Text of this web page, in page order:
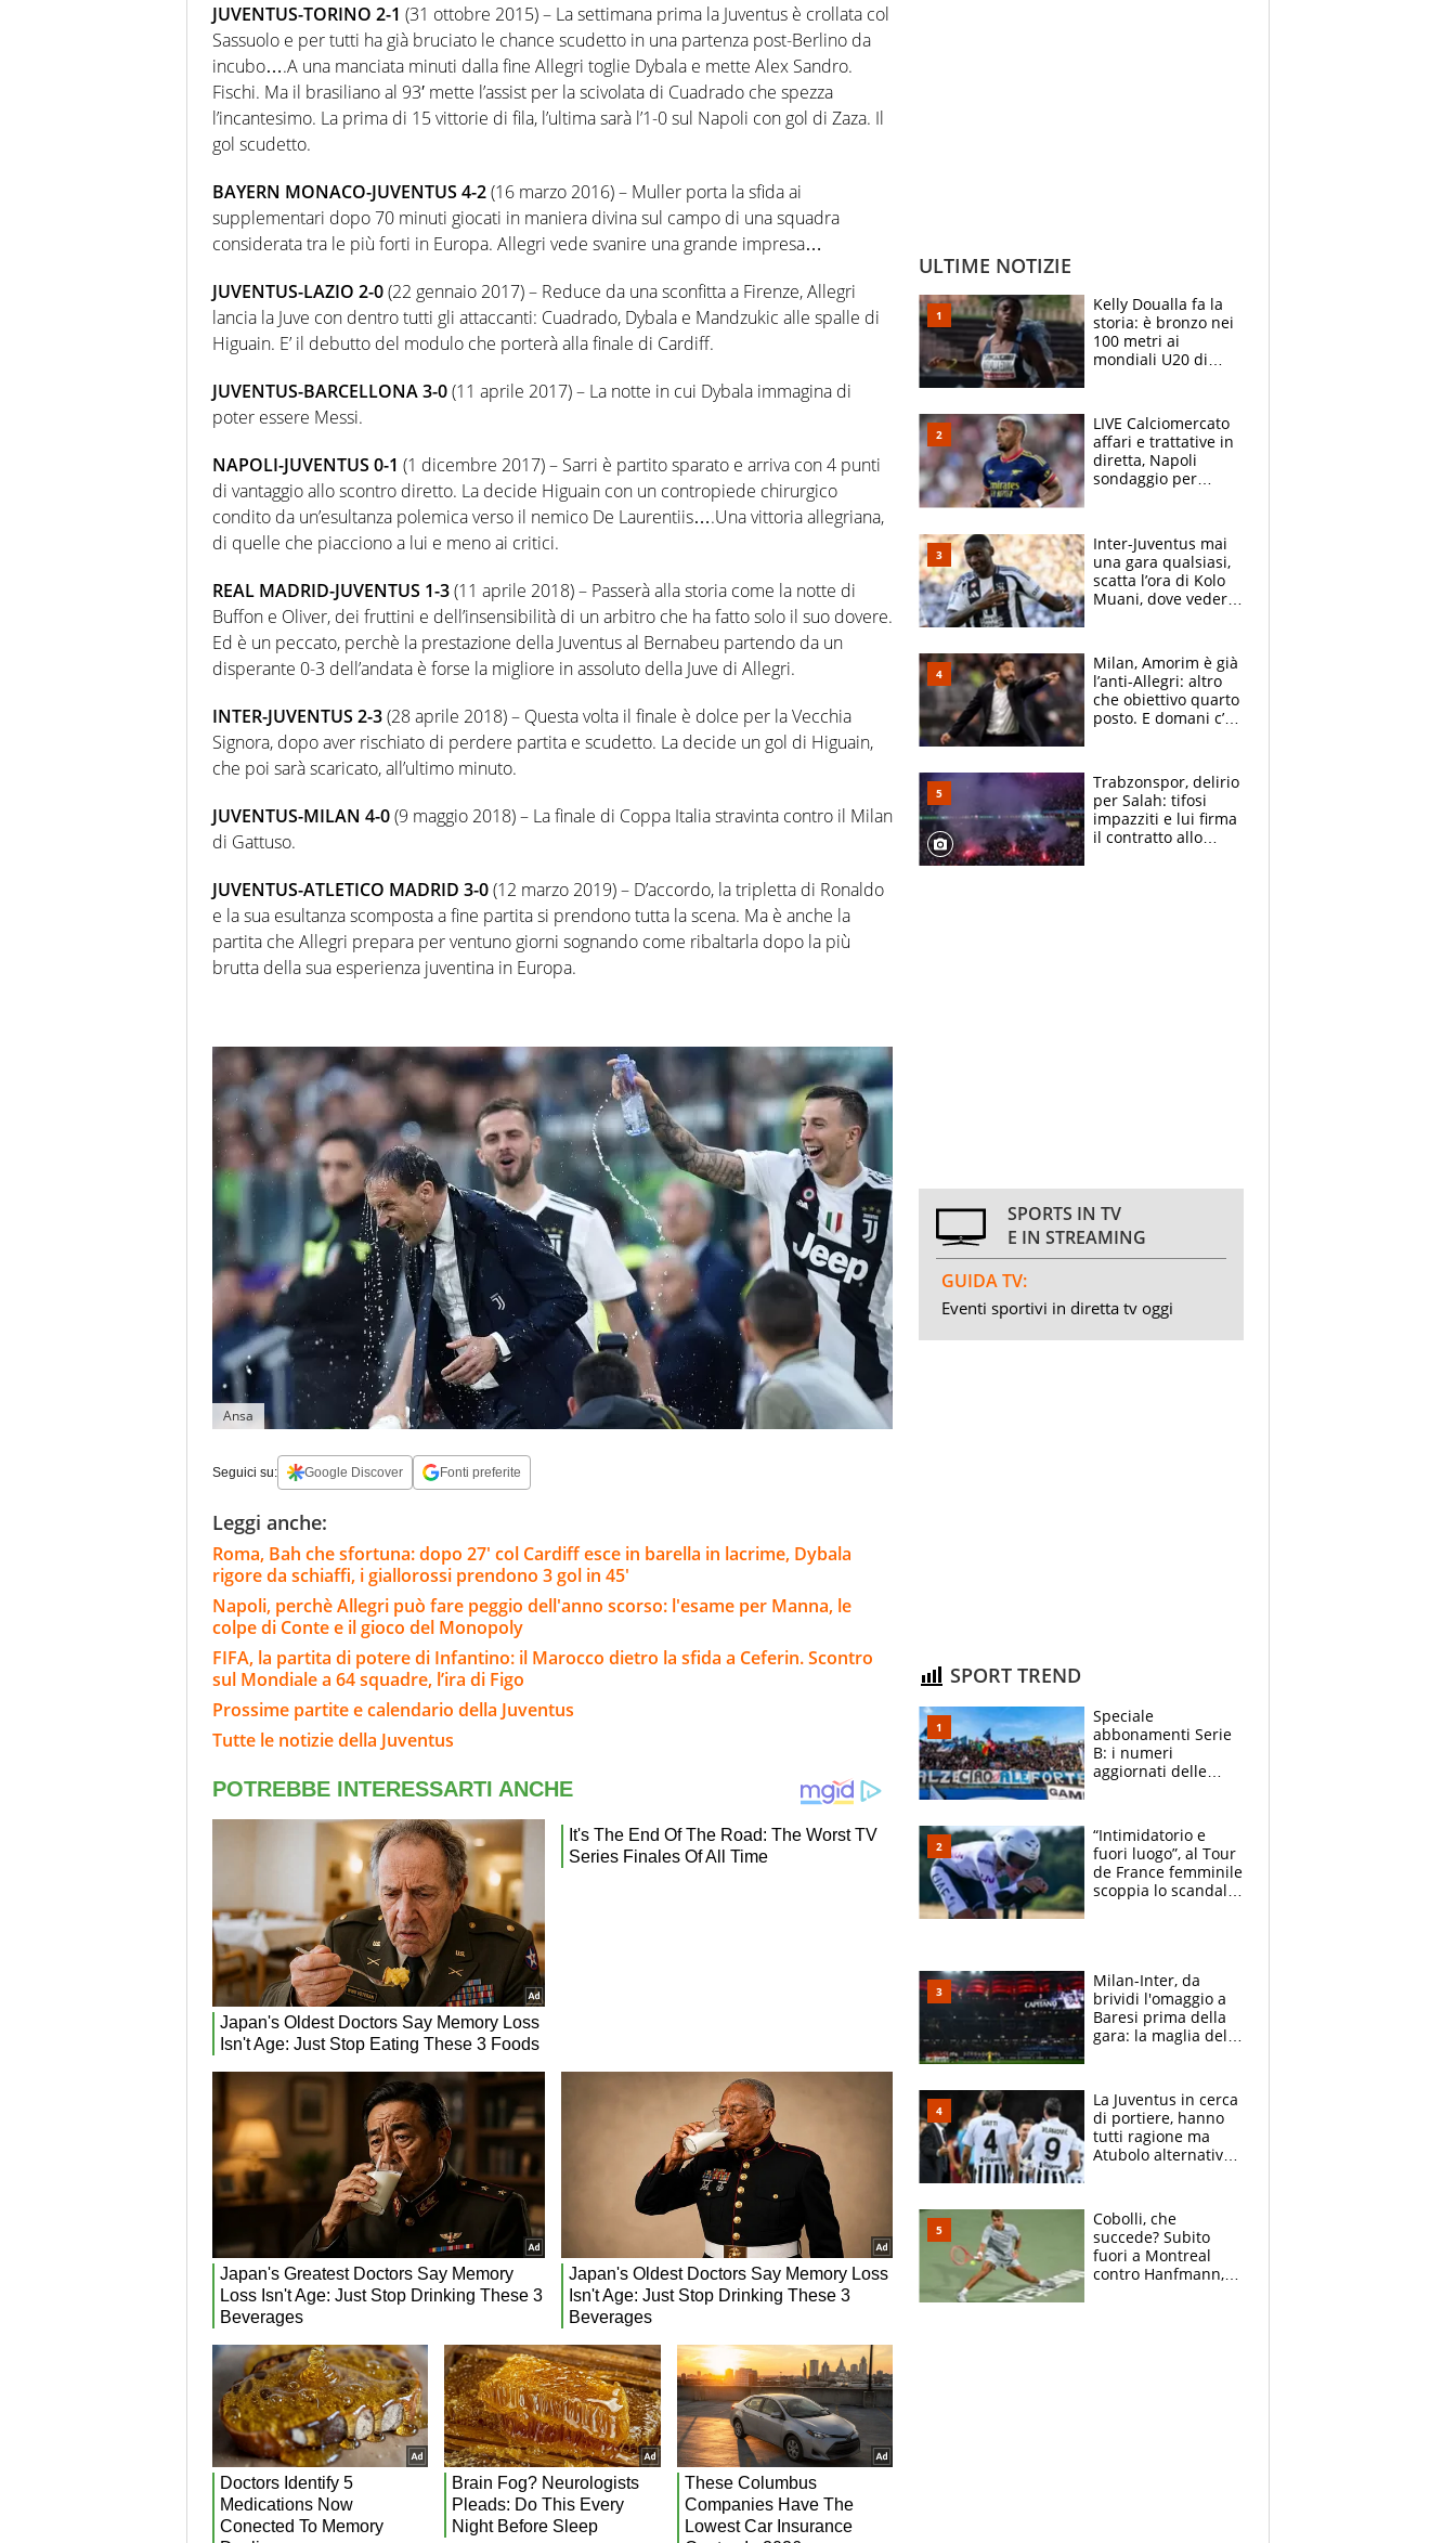
JUVENTUS-TORINO 2-1 (31 ottobre 2015) – La settimana prima la Juventus è crollata col
Sassuolo e per tutti ha già bruciato le chance scudetto in una partenza post-Berlino da
incubo….A una manciata minuti dalla fine Allegri toglie Dybala e mette Alex Sandro.
Fischi. Ma il brasiliano al 93′ mette l’assist per la scivolata di Cuadrado che spezza
l’incantesimo. La prima di 15 vittorie di fila, l’ultima sarà l’1-0 sul Napoli con gol di Zaza. Il
gol scudetto.
BAYERN MONACO-JUVENTUS 4-2(16 marzo 2016) – Muller porta la sfida ai
supplementari dopo 70 minuti giocati in maniera divina sul campo di una squadra
considerata tra le più forti in Europa. Allegri vede svanire una grande impresa…
JUVENTUS-LAZIO 2-0(22 gennaio 2017) – Reduce da una sconfitta a Firenze, Allegri
lancia la Juve con dentro tutti gli attaccanti: Cuadrado, Dybala e Mandzukic alle spalle di
Higuain. E’ il debutto del modulo che porterà alla finale di Cardiff.
JUVENTUS-BARCELLONA 3-0(11 aprile 2017) – La notte in cui Dybala immagina di
poter essere Messi.
NAPOLI-JUVENTUS 0-1 (1 dicembre 2017) – Sarri è partito sparato e arriva con 4 punti
di vantaggio allo scontro diretto. La decide Higuain con un contropiede chirurgico
condito da un’esultanza polemica verso il nemico De Laurentiis….Una vittoria allegriana,
di quelle che piacciono a lui e meno ai critici.
REAL MADRID-JUVENTUS 1-3(11 aprile 2018) – Passerà alla storia come la notte di
Buffon e Oliver, dei fruttini e dell’insensibilità di un arbitro che ha fatto solo il suo dovere.
Ed è un peccato, perchè la prestazione della Juventus al Bernabeu partendo da un
disperante 0-3 dell’andata è forse la migliore in assoluto della Juve di Allegri.
INTER-JUVENTUS 2-3(28 aprile 2018) – Questa volta il finale è dolce per la Vecchia
Signora, dopo aver rischiato di perdere partita e scudetto. La decide un gol di Higuain,
che poi sarà scaricato, all’ultimo minuto.
JUVENTUS-MILAN 4-0(9 maggio 2018) – La finale di Coppa Italia stravinta contro il Milan
di Gattuso.
JUVENTUS-ATLETICO MADRID 3-0(12 marzo 2019) – D’accordo, la tripletta di Ronaldo
e la sua esultanza scomposta a fine partita si prendono tutta la scena. Ma è anche la
partita che Allegri prepara per ventuno giorni sognando come ribaltarla dopo la più
brutta della sua esperienza juventina in Europa.
Ansa
Seguici su: Google Discover Fonti preferite
Leggi anche:
Roma, Bah che sfortuna: dopo 27' col Cardiff esce in barella in lacrime, Dybala
rigore da schiaffi, i giallorossi prendono 3 gol in 45'
Napoli, perchè Allegri può fare peggio dell'anno scorso: l'esame per Manna, le
colpe di Conte e il gioco del Monopoly
FIFA, la partita di potere di Infantino: il Marocco dietro la sfida a Ceferin. Scontro
sul Mondiale a 64 squadre, l’ira di Figo
Prossime partite e calendario della Juventus
Tutte le notizie della Juventus
ULTIME NOTIZIE
Kelly Doualla fa la
storia: è bronzo nei
100 metri ai
mondiali U20 di
con una gran finale"
LIVE Calciomercato
affari e trattative in
diretta, Napoli
sondaggio per
accende l'Atalanta
Inter-Juventus mai
una gara qualsiasi,
scatta l’ora di Kolo
Muani, dove vederla
Milan, Amorim è già
l’anti-Allegri: altro
che obiettivo quarto
posto. E domani c’è
Trabzonspor, delirio
per Salah: tifosi
impazziti e lui firma
il contratto allo
SPORTS IN TV
E IN STREAMING
GUIDA TV:
Eventi sportivi in diretta tv oggi
SPORT TREND
Speciale
abbonamenti Serie
B: i numeri
aggiornati delle
“Intimidatorio e
fuori luogo”, al Tour
de France femminile
scoppia lo scandalo:
Milan-Inter, da
brividi l'omaggio a
Baresi prima della
gara: la maglia del
La Juventus in cerca
di portiere, hanno
tutti ragione ma
Atubolo alternativa
rimane Milinkovic-
Savic
Cobolli, che
succede? Subito
fuori a Montreal
contro Hanfmann,